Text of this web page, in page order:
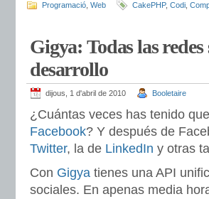
Programació Web CakePHP, Codi
Gigya: Todas las
desarrollo
dijous, 1 d'abril de 2010 Booletaire
¿Cuántas veces has tenido
Facebook? Y después de
Twitter, la de LinkedIn y otras
Con Gigya tienes una API
sociales. En apenas media